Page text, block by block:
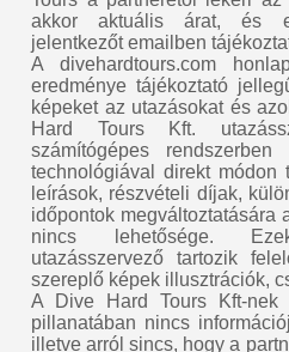
akkor aktuális árat, és
jelentkezőt emailben
A divehardtours.com
eredménye tájékoztató
képeket az utazásokat és
Hard Tours Kft.
számítógépes
technológiával direkt
leírások, részvételi díjak,
időpontok megváltoztatására
nincs lehetősége.
utazásszervező tartozik
szereplő képek illusztrációk,
A Dive Hard Tours Kft-nek
pillanatában nincs
illetve arról sincs, hogy a